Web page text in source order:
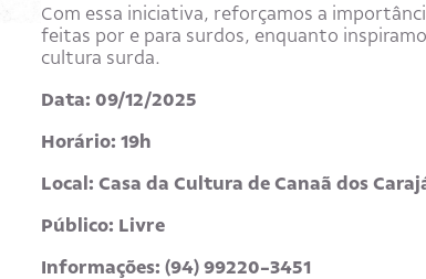
Com essa iniciativa, reforçamos a
feitas por e para surdos, enquanto
cultura surda.
Data: 09/12/2025
Horário: 19h
Local: Casa da Cultura de Canaã dos
Público: Livre
Informações: (94) 99220-3451